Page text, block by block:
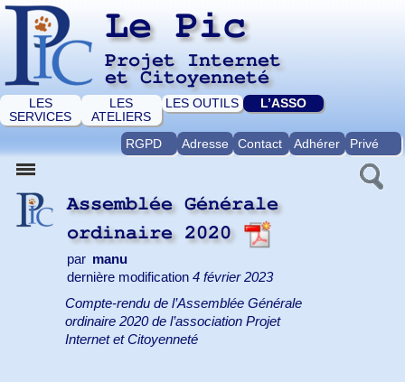
Le Pic
Projet Internet
et Citoyenneté
LES
SERVICES
LES
ATELIERS
LES OUTILS L’ASSO
RGPD Adresse Contact Adhérer Privé
Assemblée Générale
ordinaire 2020
par manu
dernière modification 4 février 2023
Compte-rendu de l’Assemblée Générale
ordinaire 2020 de l’association Projet
Internet et Citoyenneté